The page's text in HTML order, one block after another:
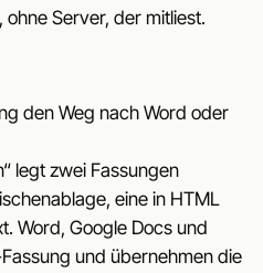
Server, der mitliest.
den Weg nach Word oder
legt zwei Fassungen
eine in HTML
Word, Google Docs und
und übernehmen die